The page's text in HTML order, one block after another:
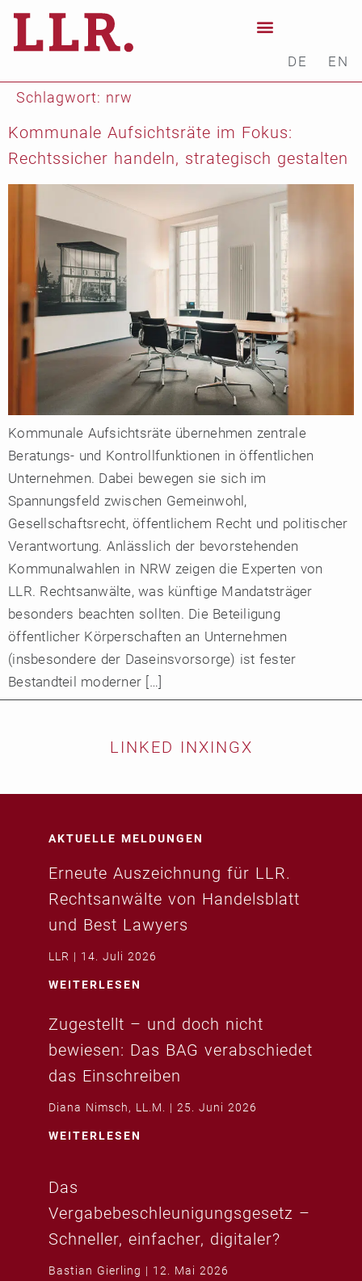
DE EN
Schlagwort: nrw
Kommunale Aufsichtsräte im Fokus:
Rechtssicher handeln, strategisch gestalten
Kommunale Aufsichtsräte übernehmen zentrale
Beratungs- und Kontrollfunktionen in öffentlichen
Unternehmen. Dabei bewegen sie sich im
Spannungsfeld zwischen Gemeinwohl,
Gesellschaftsrecht, öffentlichem Recht und politischer
Verantwortung. Anlässlich der bevorstehenden
Kommunalwahlen in NRW zeigen die Experten von
LLR. Rechtsanwälte, was künftige Mandatsträger
besonders beachten sollten. Die Beteiligung
öffentlicher Körperschaften an Unternehmen
(insbesondere der Daseinsvorsorge) ist fester
Bestandteil moderner […]
LINKED INXING X
AKTUELLE MELDUNGEN
Erneute Auszeichnung für LLR.
Rechtsanwälte von Handelsblatt
und Best Lawyers
LLR 14. Juli 2026
WEITERLESEN
Zugestellt – und doch nicht
bewiesen: Das BAG verabschiedet
das Einschreiben
Diana Nimsch, LL.M. 25. Juni 2026
WEITERLESEN
Das
Vergabebeschleunigungsgesetz –
Schneller, einfacher, digitaler?
Bastian Gierling 12. Mai 2026